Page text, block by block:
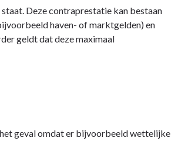
Deze contraprestatie kan bestaan
haven- of marktgelden) en
geldt dat deze maximaal
geval omdat er bijvoorbeeld wettelijke